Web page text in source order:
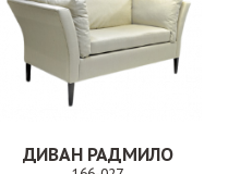
ДИВАН РАДМИЛО